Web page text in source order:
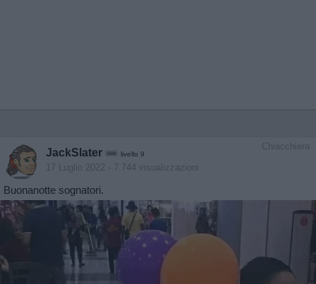
Chiacchiera
JackSlater livello 9
17 Luglio 2022 - 7.744 visualizzazioni
Buonanotte sognatori.